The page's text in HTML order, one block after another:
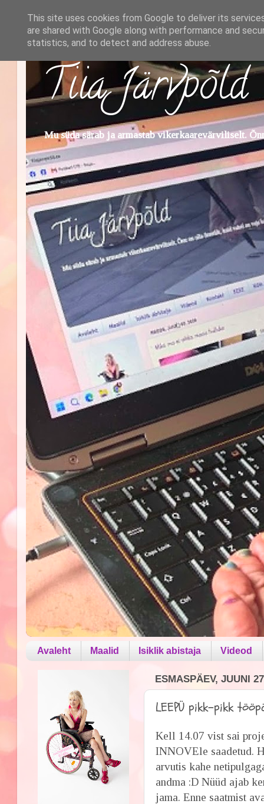
Tiia Järvpõld
Mu süda särab ja armastab vikerkaarevärviliselt.
Avaleht Maalid Isiklik abistaja Videod
ESMASPÄEV, JUUNI
LEEPÜ pikk-pikk
Kell 14.07 vist sai
INNOVEle saadetud.
arvutis kahe
andma :D Nüüd ajab
jama. Enne saatmist
This site uses cookies from Google to deliver its
are shared with Google along with performance and
statistics, and to detect and address abuse.